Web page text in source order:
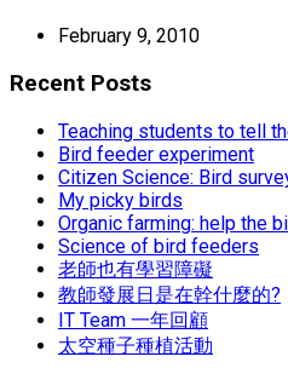
February 9, 2010
Recent Posts
Teaching students to tell
Bird feeder experiment
Citizen Science: Bird
My picky birds
Organic farming: help the
Science of bird feeders
老師也有學習障礙
教師發展日是在幹什麼的?
IT Team 一年回顧
太空種子種植活動